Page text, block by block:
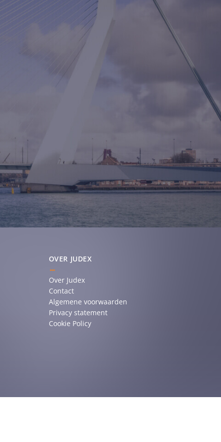
OVER JUDEX
Over Judex
Contact
Algemene voorwaarden
Privacy statement
Cookie Policy